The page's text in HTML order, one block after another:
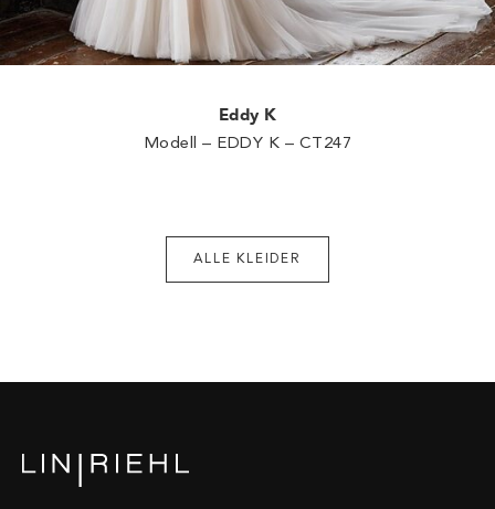
Eddy K
Modell – EDDY K – CT247
ALLE KLEIDER